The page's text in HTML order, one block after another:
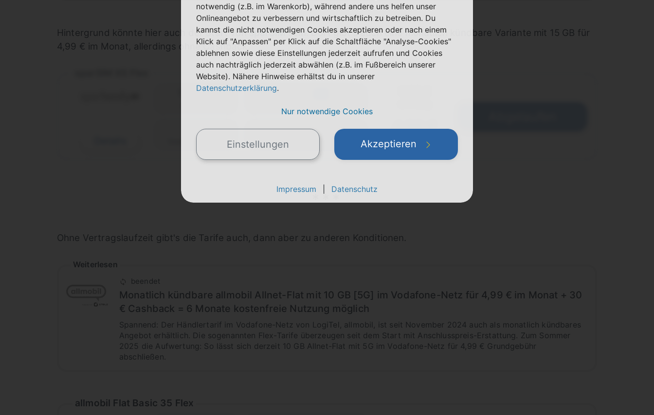
Hintergrund könnte hier auch der Start vonsparSIMsein. Dort gibt's auch eine monatlich kündbare Variante mit 15 GB für
4,99 € im Monat, allerdings ohne Cashback.
1 Monat
FLAT
Telefon & SMS
4,99 €
pro Monat
Ohne Vertragslaufzeit gibt's die Tarife auch, dann aber zu anderen Konditionen.
Weiterlesen
beendet
Monatlich kündbare allmobil Allnet-Flat mit 10 GB [5G] im Vodafone-Netz für 4,99 € im Monat + 30
€ Cashback = 6 Monate kostenfreie Nutzung möglich
Spannend: Der Händlertarif im Vodafone-Netz von LogiTel, allmobil, ist seit November 2024 auch als monatlich kündbares
Angebot erhältlich. Die sogenannten Flex-Tarife überzeugen seit dem Start mit Anschlusspreis-Erstattung. Zum Sommer
2025 die Aufwertung: So lässt sich derzeit 10 GB Allnet-Flat mit 5G im Vodafone-Netz für 4,99 € Grundgebühr
abschließen.
allmobil Flat Basic 35 Flex
notwendig (z.B. im Warenkorb), während andere uns helfen unser
Onlineangebot zu verbessern und wirtschaftlich zu betreiben. Du
kannst die nicht notwendigen Cookies akzeptieren oder nach einem
Klick auf "Anpassen" per Klick auf die Schaltfläche "Analyse-Cookies"
ablehnen sowie diese Einstellungen jederzeit aufrufen und Cookies
auch nachträglich jederzeit abwählen (z.B. im Fußbereich unserer
Website). Nähere Hinweise erhältst du in unserer
Datenschutzerklärung.
Nur notwendige Cookies
Einstellungen Akzeptieren
Impressum Datenschutz